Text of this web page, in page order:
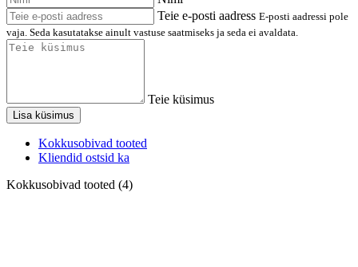
Teie e-posti aadress E-posti aadressi pole
vaja. Seda kasutatakse ainult vastuse saatmiseks ja seda ei avaldata.
Teie küsimus
Lisa küsimus
Kokkusobivad tooted
Kliendid ostsid ka
Kokkusobivad tooted (4)